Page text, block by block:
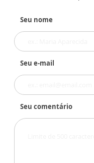
Seu nome
Seu e-mail
Seu comentário